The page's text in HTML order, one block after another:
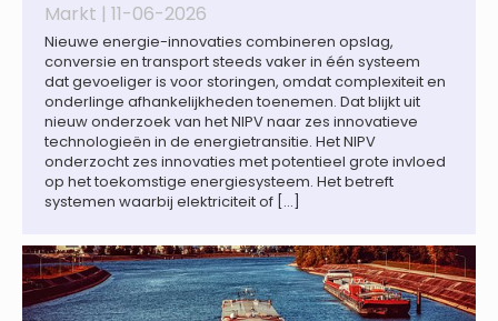
Markt | 11-06-2026
Nieuwe energie-innovaties combineren opslag,
conversie en transport steeds vaker in één systeem
dat gevoeliger is voor storingen, omdat complexiteit en
onderlinge afhankelijkheden toenemen. Dat blijkt uit
nieuw onderzoek van het NIPV naar zes innovatieve
technologieën in de energietransitie. Het NIPV
onderzocht zes innovaties met potentieel grote invloed
op het toekomstige energiesysteem. Het betreft
systemen waarbij elektriciteit of […]